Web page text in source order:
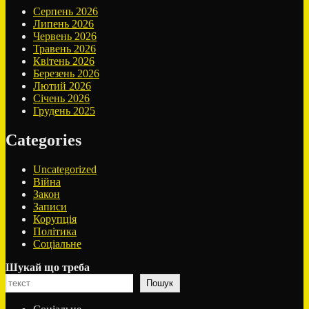
Серпень 2026
Липень 2026
Червень 2026
Травень 2026
Квітень 2026
Березень 2026
Лютий 2026
Січень 2026
Грудень 2025
Categories
Uncategorized
Війна
Закон
Записи
Корупція
Політика
Соціальне
Шукай що треба
Пошук